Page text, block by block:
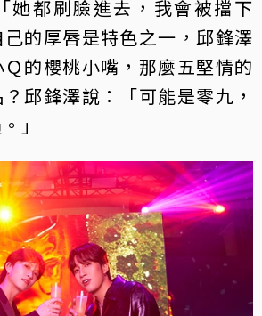
她都刷臉進去，我會被擋下
的厚唇是特色之一，邱鋒澤
的櫻桃小嘴，那麼五堅情的
邱鋒澤說：「可能是零九，
」